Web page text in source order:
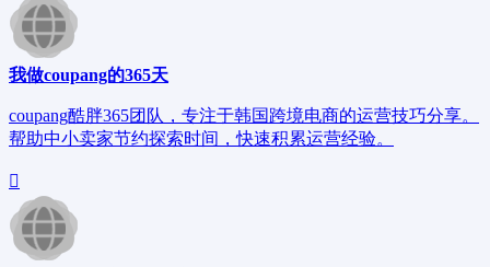
我做coupang的365天
coupang酷胖365团队，专注于韩国跨境电商的运营技巧分享。
帮助中小卖家节约探索时间，快速积累运营经验。